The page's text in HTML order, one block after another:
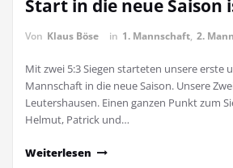
Start in die neue Saison
Von Klaus Böse in 1. Mannschaft, 2.
Mit zwei 5:3 Siegen starteten unsere erste
Mannschaft in die neue Saison. Unsere
Leutershausen. Einen ganzen Punkt zum
Helmut, Patrick und…
Weiterlesen